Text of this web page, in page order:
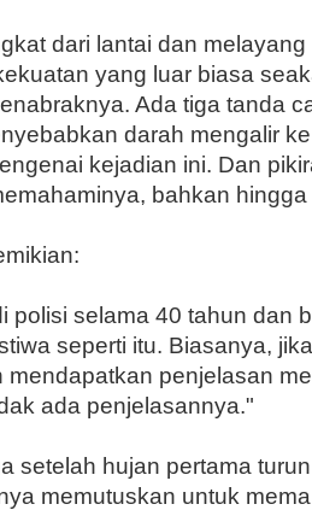
dari lantai dan melayang
yang luar biasa
Ada tiga tanda
darah mengalir
kejadian ini. Dan
bahkan
polisi selama 40 tahun dan
seperti itu. Biasanya,
mendapatkan penjelasan
ada penjelasannya."
setelah hujan pertama
memutuskan untuk